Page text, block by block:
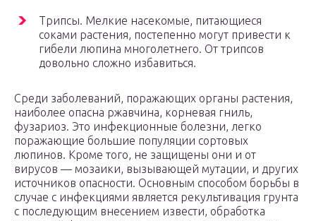
Трипсы. Мелкие насекомые, питающиеся
соками растения, постепенно могут привести к
гибели люпина многолетнего. От трипсов
довольно сложно избавиться.
Среди заболеваний, поражающих органы растения,
наиболее опасна ржавчина, корневая гниль,
фузариоз. Это инфекционные болезни, легко
поражающие большие популяции сортовых
люпинов. Кроме того, не защищены они и от
вирусов — мозаики, вызывающей мутации, и других
источников опасности. Основным способом борьбы в
случае с инфекциями является рекультивация грунта
с последующим внесением извести, обработка